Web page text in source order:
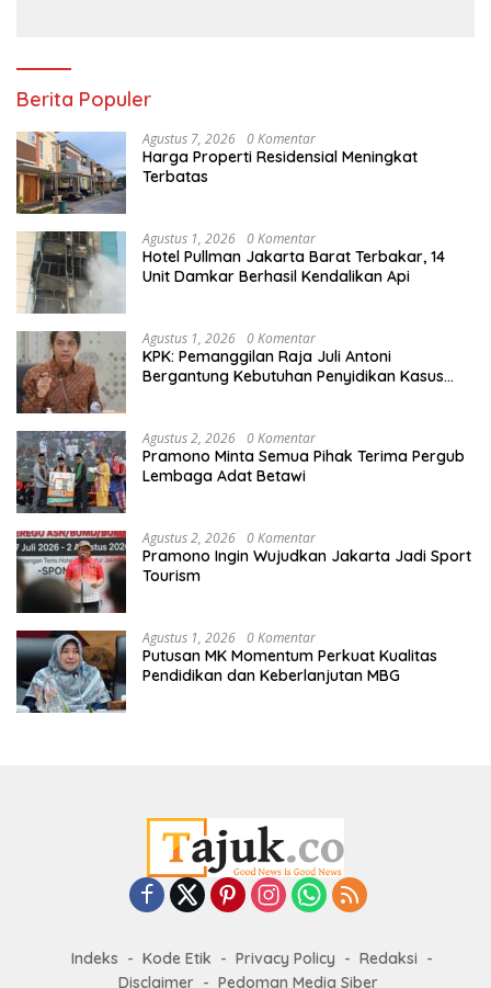
Berita Populer
Agustus 7, 2026 0 Komentar
Harga Properti Residensial Meningkat
Terbatas
Agustus 1, 2026 0 Komentar
Hotel Pullman Jakarta Barat Terbakar, 14
Unit Damkar Berhasil Kendalikan Api
Agustus 1, 2026 0 Komentar
KPK: Pemanggilan Raja Juli Antoni
Bergantung Kebutuhan Penyidikan Kasus
Agustus 2, 2026 0 Komentar
Pramono Minta Semua Pihak Terima Pergub
Lembaga Adat Betawi
Agustus 2, 2026 0 Komentar
Pramono Ingin Wujudkan Jakarta Jadi Sport
Tourism
Agustus 1, 2026 0 Komentar
Putusan MK Momentum Perkuat Kualitas
Pendidikan dan Keberlanjutan MBG
Indeks Kode Etik Privacy Policy
Redaksi
Disclaimer
Pedoman Media Siber